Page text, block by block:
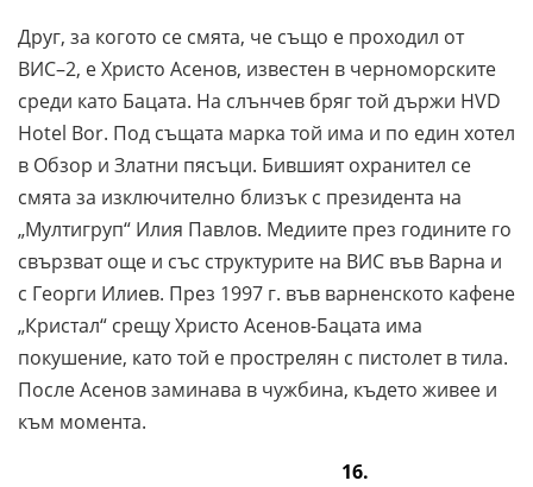
Друг, за когото се смята, че също е проходил от
ВИС–2, е Христо Асенов, известен в черноморските
среди като Бацата. На слънчев бряг той държи HVD
Hotel Bor. Под същата марка той има и по един хотел
в Обзор и Златни пясъци. Бившият охранител се
смята за изключително близък с президента на
„Мултигруп“ Илия Павлов. Медиите през годините го
свързват още и със структурите на ВИС във Варна и
с Георги Илиев. През 1997 г. във варненското кафене
„Кристал“ срещу Христо Асенов-Бацата има
покушение, като той е прострелян с пистолет в тила.
После Асенов заминава в чужбина, където живее и
към момента.
16.